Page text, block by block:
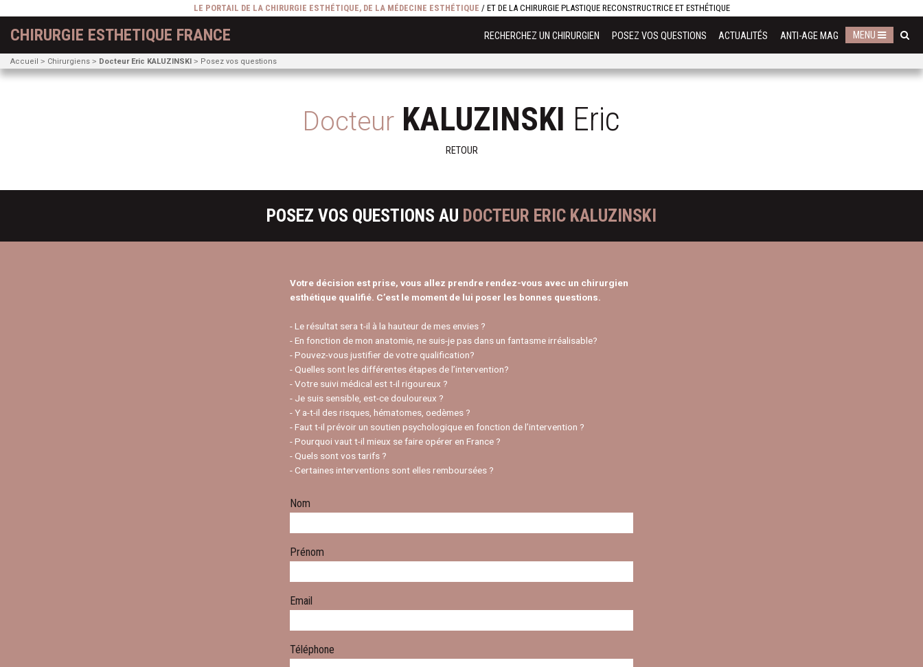
LE PORTAIL DE LA CHIRURGIE ESTHÉTIQUE, DE LA MÉDECINE ESTHÉTIQUE / ET DE LA CHIRURGIE PLASTIQUE RECONSTRUCTRICE ET ESTHÉTIQUE
CHIRURGIE ESTHETIQUE FRANCE RECHERCHEZ UN CHIRURGIEN POSEZ VOS QUESTIONS ACTUALITÉS ANTI-AGE MAG MENU
Accueil Chirurgiens Docteur Eric KALUZINSKI Posez vos questions
Docteur KALUZINSKI Eric
RETOUR
POSEZ VOS QUESTIONS AU DOCTEUR ERIC KALUZINSKI
Votre décision est prise, vous allez prendre rendez-vous avec un chirurgien
esthétique qualifié. C’est le moment de lui poser les bonnes questions.
- Le résultat sera t-il à la hauteur de mes envies ?
- En fonction de mon anatomie, ne suis-je pas dans un fantasme irréalisable?
- Pouvez-vous justifier de votre qualification?
- Quelles sont les différentes étapes de l’intervention?
- Votre suivi médical est t-il rigoureux ?
- Je suis sensible, est-ce douloureux ?
- Y a-t-il des risques, hématomes, oedèmes ?
- Faut t-il prévoir un soutien psychologique en fonction de l’intervention ?
- Pourquoi vaut t-il mieux se faire opérer en France ?
- Quels sont vos tarifs ?
- Certaines interventions sont elles remboursées ?
Nom
Prénom
Email
Téléphone